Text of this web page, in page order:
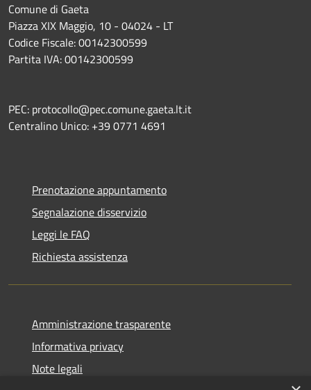
Comune di Gaeta
Piazza XIX Maggio, 10 - 04024 - LT
Codice Fiscale: 00142300599
Partita IVA: 00142300599
PEC: protocollo@pec.comune.gaeta.lt.it
Centralino Unico: +39 0771 4691
Prenotazione appuntamento
Segnalazione disservizio
Leggi le FAQ
Richiesta assistenza
Amministrazione trasparente
Informativa privacy
Note legali